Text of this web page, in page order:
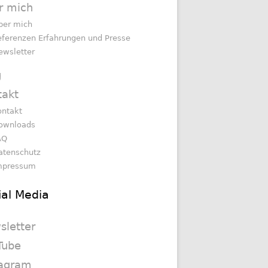
mich
mich
Erfahrungen und Presse
Media